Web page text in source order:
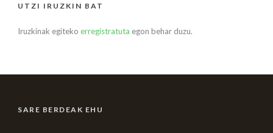
UTZI IRUZKIN BAT
Iruzkinak egiteko erregistratuta egon behar duzu.
SARE BERDEAK EHU